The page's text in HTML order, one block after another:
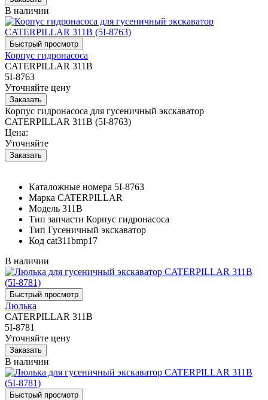
В наличии
Корпус гидронасоса
CATERPILLAR 311B
5I-8763
Уточняйте цену
Корпус гидронасоса для гусеничный экскаватор
CATERPILLAR 311B (5I-8763)
Цена:
Уточняйте
Каталожные номера 5I-8763
Марка CATERPILLAR
Модель 311B
Тип запчасти Корпус гидронасоса
Тип Гусеничный экскаватор
Код cat311bmp17
В наличии
Люлька
CATERPILLAR 311B
5I-8781
Уточняйте цену
В наличии